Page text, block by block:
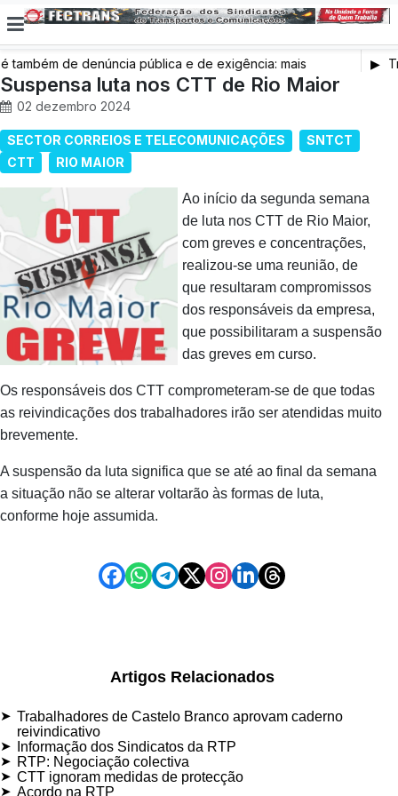
também de denúncia pública e de exigência: mais
saúde, mais condições de trabalho e mais SNS
Suspensa luta nos CTT de Rio Maior
02 dezembro 2024
SECTOR CORREIOS E TELECOMUNICAÇÕES
SNTCT
CTT
RIO MAIOR
Ao início da segunda semana
de luta nos CTT de Rio Maior,
com greves e concentrações,
realizou-se uma reunião, de
que resultaram compromissos
dos responsáveis da empresa,
que possibilitaram a suspensão
das greves em curso.
Os responsáveis dos CTT comprometeram-se de que todas
as reivindicações dos trabalhadores irão ser atendidas muito
brevemente.
A suspensão da luta significa que se até ao final da semana
a situação não se alterar voltarão às formas de luta,
conforme hoje assumida.
Artigos Relacionados
Trabalhadores de Castelo Branco aprovam caderno
reivindicativo
Informação dos Sindicatos da RTP
RTP: Negociação colectiva
CTT ignoram medidas de protecção
Acordo na RTP